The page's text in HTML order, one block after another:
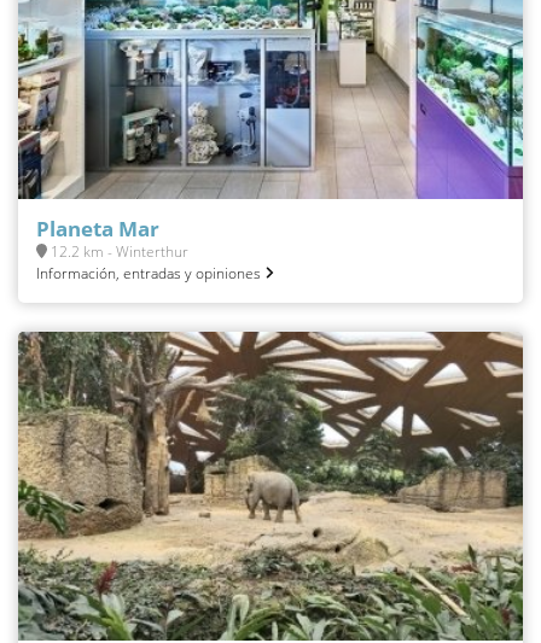
Planeta Mar
12.2 km - Winterthur
Información, entradas y opiniones